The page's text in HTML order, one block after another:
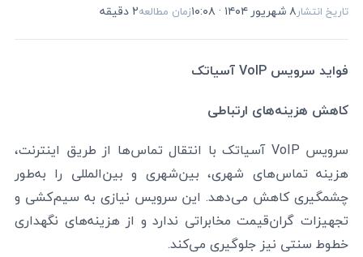
تاریخ انتشار۸ شهریور ۱۴۰۴ · ۱۰:۰۸ زمان مطالعه2 دقیقه
فواید سرویس VoIPآسیاتک
کاهش هزینه‌های ارتباطی
سرویس VoIP آسیاتک با انتقال تماس‌ها از طریق اینترنت،
هزینه تماس‌های شهری، بین‌شهری و بین‌المللی را به‌طور
چشمگیری کاهش می‌دهد. این سرویس نیازی به سیم‌کشی و
تجهیزات گران‌قیمت مخابراتی ندارد و از هزینه‌های نگهداری
خطوط سنتی نیز جلوگیری می‌کند.